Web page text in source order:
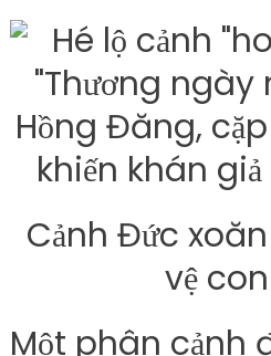
Cảnh Đức
vệ
Một phân cảnh